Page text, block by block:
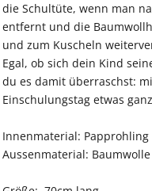
die Schultüte, wenn man
entfernt und die
und zum Kuscheln
Egal, ob sich dein Kind
du es damit überraschst:
Einschulungstag etwas
Innenmaterial: Papprohling
Aussenmaterial: Baumwolle